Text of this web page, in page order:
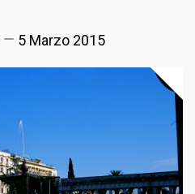
5 Marzo 2015